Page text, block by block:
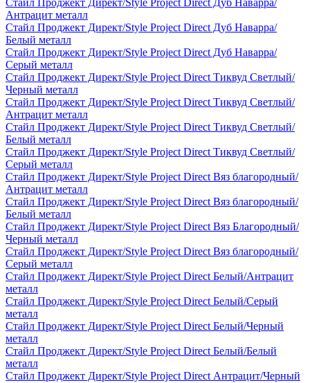
Стайл Проджект Директ/Style Project Direct Дуб Наварра/
Антрацит металл
Стайл Проджект Директ/Style Project Direct Дуб Наварра/
Белый металл
Стайл Проджект Директ/Style Project Direct Дуб Наварра/
Серый металл
Стайл Проджект Директ/Style Project Direct Тиквуд Светлый/
Черный металл
Стайл Проджект Директ/Style Project Direct Тиквуд Светлый/
Антрацит металл
Стайл Проджект Директ/Style Project Direct Тиквуд Светлый/
Белый металл
Стайл Проджект Директ/Style Project Direct Тиквуд Светлый/
Серый металл
Стайл Проджект Директ/Style Project Direct Вяз благородный/
Антрацит металл
Стайл Проджект Директ/Style Project Direct Вяз благородный/
Белый металл
Стайл Проджект Директ/Style Project Direct Вяз Благородный/
Черный металл
Стайл Проджект Директ/Style Project Direct Вяз благородный/
Серый металл
Стайл Проджект Директ/Style Project Direct Белый/Антрацит
металл
Стайл Проджект Директ/Style Project Direct Белый/Серый
металл
Стайл Проджект Директ/Style Project Direct Белый/Черный
металл
Стайл Проджект Директ/Style Project Direct Белый/Белый
металл
Стайл Проджект Директ/Style Project Direct Антрацит/Черный